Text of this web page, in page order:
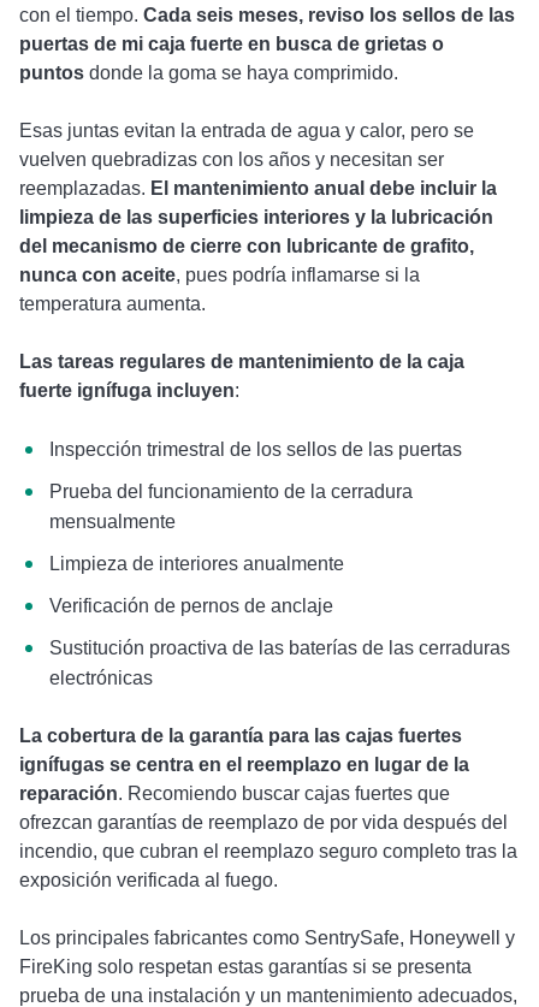
con el tiempo. Cada seis meses, reviso los sellos de las
puertas de mi caja fuerte en busca de grietas o
puntos donde la goma se haya comprimido.
Esas juntas evitan la entrada de agua y calor, pero se
vuelven quebradizas con los años y necesitan ser
reemplazadas. El mantenimiento anual debe incluir la
limpieza de las superficies interiores y la lubricación
del mecanismo de cierre con lubricante de grafito,
nunca con aceite, pues podría inflamarse si la
temperatura aumenta.
Las tareas regulares de mantenimiento de la caja
fuerte ignífuga incluyen:
Inspección trimestral de los sellos de las puertas
Prueba del funcionamiento de la cerradura
mensualmente
Limpieza de interiores anualmente
Verificación de pernos de anclaje
Sustitución proactiva de las baterías de las cerraduras
electrónicas
La cobertura de la garantía para las cajas fuertes
ignífugas se centra en el reemplazo en lugar de la
reparación. Recomiendo buscar cajas fuertes que
ofrezcan garantías de reemplazo de por vida después del
incendio, que cubran el reemplazo seguro completo tras la
exposición verificada al fuego.
Los principales fabricantes como SentrySafe, Honeywell y
FireKing solo respetan estas garantías si se presenta
prueba de una instalación y un mantenimiento adecuados,